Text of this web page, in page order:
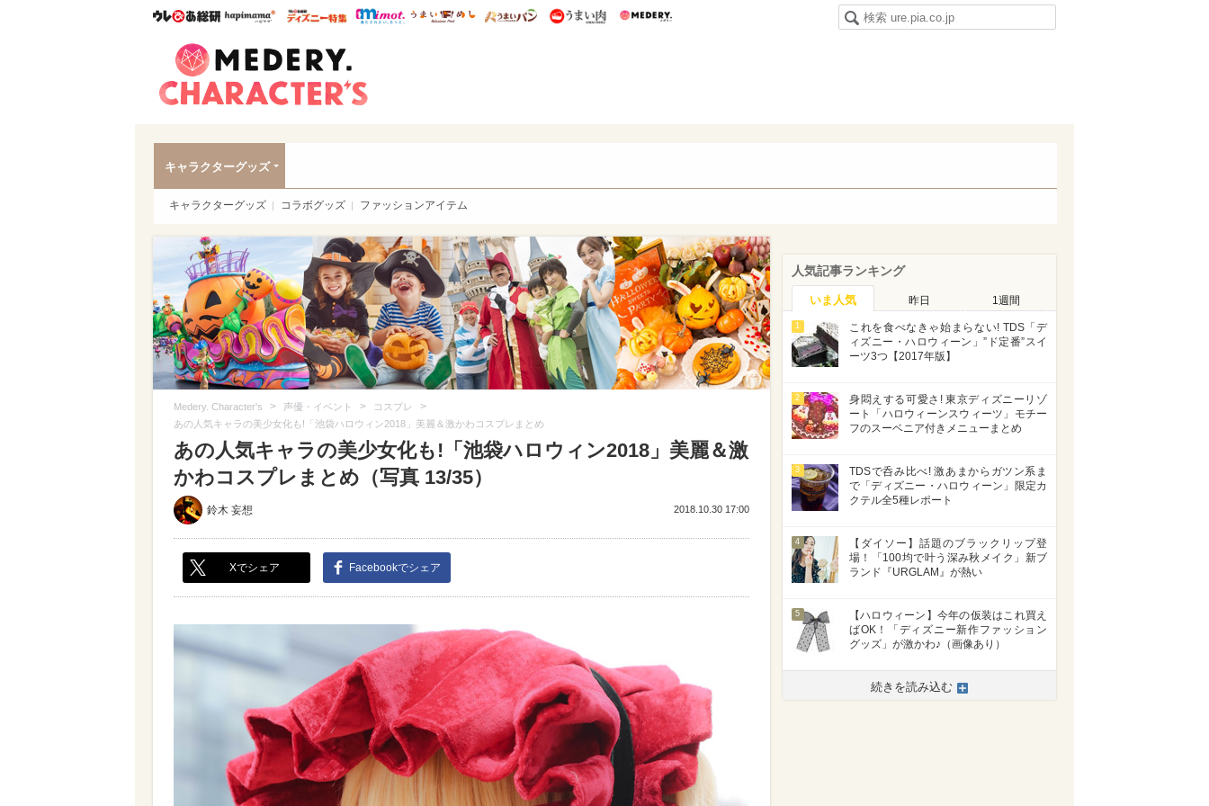
ウレぴあ総研ハピママ* ウレぴあ総研 ディズニー特集
mimot. うまいめし うまいパン うまい肉
キャラクターグッズ
キャラクターグッズ コラボグッズ ファッションアイテム
Medery. Character's > 声優・イベント > コスプレ >
あの人気キャラの美少女化も!「池袋ハロウィン2018」美麗＆激かわコスプレまとめ
あの人気キャラの美少女化も!「池袋ハロウィン2018」美麗＆激
かわコスプレまとめ（写真 13/35）
鈴木 妄想 2018.10.30 17:00
Xでシェア Facebookでシェア
人気記事ランキング
いま人気 昨日 1週間
1
これを食べなきゃ始まらない! TDS「デ
ィズニー・ハロウィーン」”ド定番”スイ
ーツ3つ【2017年版】
2
身悶えする可愛さ! 東京ディズニーリゾ
ート「ハロウィーンスウィーツ」モチー
フのスーベニア付きメニューまとめ
3
TDSで呑み比べ! 激あまからガツン系ま
で「ディズニー・ハロウィーン」限定カ
クテル全5種レポート
4
【ダイソー】話題のブラックリップ登
場！「100均で叶う深み秋メイク」新ブ
ランド『URGLAM』が熱い
5
【ハロウィーン】今年の仮装はこれ買え
ばOK！「ディズニー新作ファッション
グッズ」が激かわ♪（画像あり）
続きを読み込む